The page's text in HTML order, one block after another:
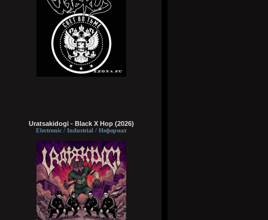
Uratsakidogi - Black X Hop (2026)
Electronic / Industrial / Неформат